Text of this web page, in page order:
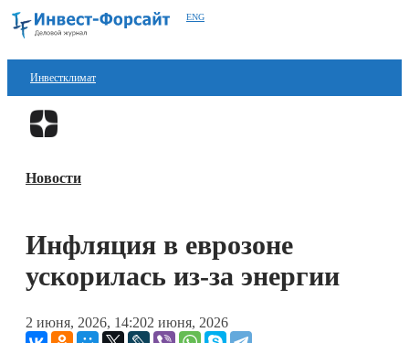
ENG
Инвестклимат
Финансы
Блокчейн
Технологии
Книги
Новости
Инфляция в еврозоне
ускорилась из-за энергии
2 июня, 2026, 14:202 июня, 2026